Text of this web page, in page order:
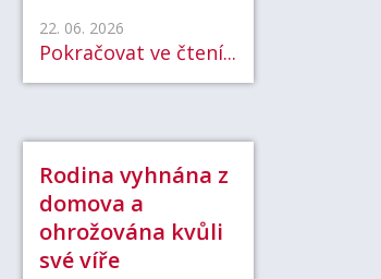
22. 06. 2026
Pokračovat ve čtení...
Rodina vyhnána z
domova a
ohrožována kvůli
své víře